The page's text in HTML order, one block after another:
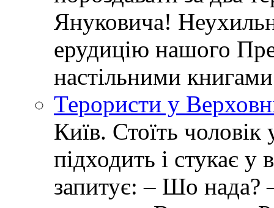
Януковича!
ерудицію нашого
настільними
Терористи у
Київ. Стоїть чоловік
підходить і стукає у
запитує: – Шо нада?